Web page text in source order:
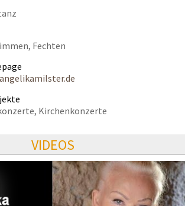
Fechten
Kirchenkonzerte
VIDEOS